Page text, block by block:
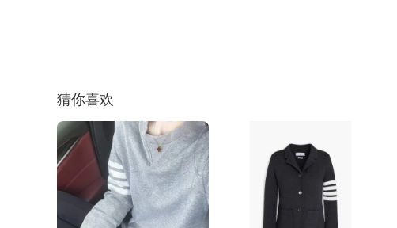
猜你喜欢